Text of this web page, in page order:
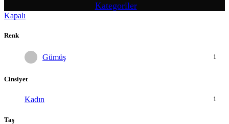
Kategoriler
Kapalı
Renk
Gümüş 1
Cinsiyet
Kadın 1
Taş